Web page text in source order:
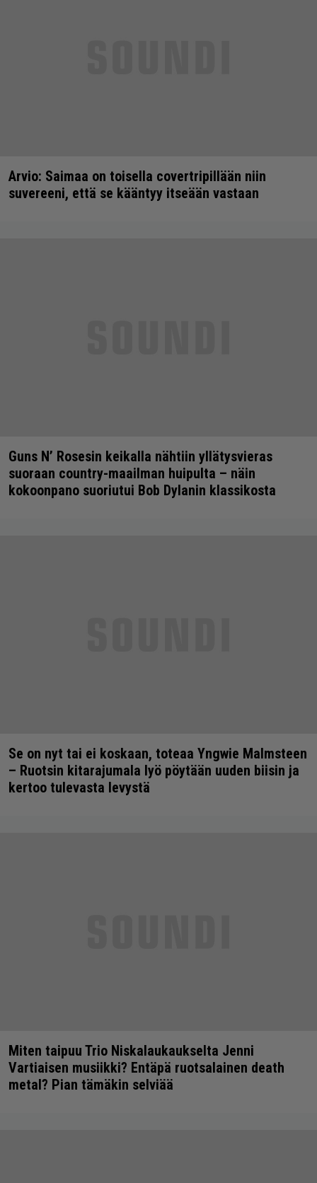
Arvio: Saimaa on toisella covertripillään niin
suvereeni, että se kääntyy itseään vastaan
Guns N’ Rosesin keikalla nähtiin yllätysvieras
suoraan country-maailman huipulta – näin
kokoonpano suoriutui Bob Dylanin klassikosta
Se on nyt tai ei koskaan, toteaa Yngwie Malmsteen
– Ruotsin kitarajumala lyö pöytään uuden biisin ja
kertoo tulevasta levystä
Miten taipuu Trio Niskalaukaukselta Jenni
Vartiaisen musiikki? Entäpä ruotsalainen death
metal? Pian tämäkin selviää